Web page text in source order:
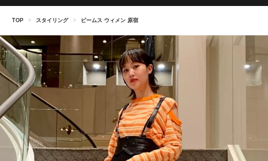
TOP > スタイリング > ビームス ウィメン 原宿